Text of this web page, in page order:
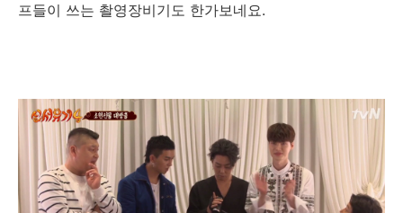
프들이 쓰는 촬영장비기도 한가보네요.